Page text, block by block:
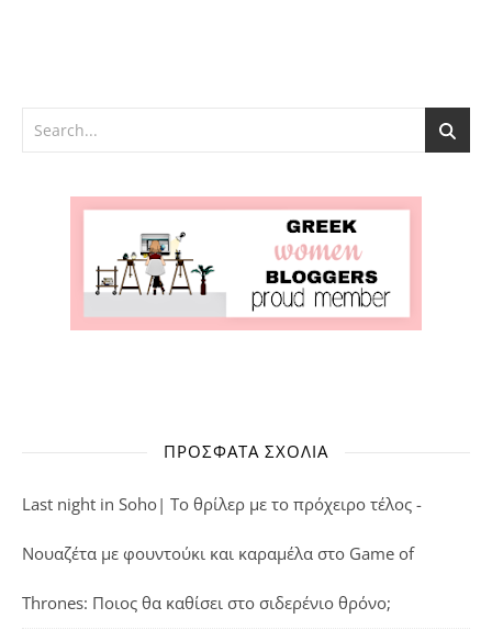
ΠΡΌΣΦΑΤΑ ΣΧΌΛΙΑ
Last night in Soho| Το θρίλερ με το πρόχειρο τέλος -
Νουαζέτα με φουντούκι και καραμέλα στο Game of
Thrones: Ποιος θα καθίσει στο σιδερένιο θρόνο;